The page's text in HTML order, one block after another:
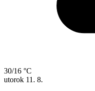
30/16 °C
utorok 11. 8.